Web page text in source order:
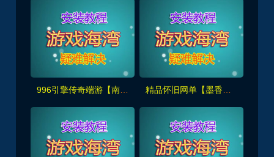
996引擎传奇端游【南派传说】盗墓主题玩法丰富+内置攻略+安装及GM教程 精品怀旧网单【墨香书院】单机版+GM管理工具及注册+安装视频教程